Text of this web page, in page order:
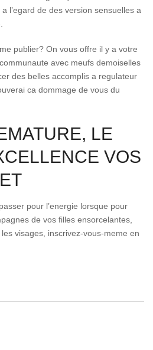
l’egard de des version sensuelles a
publier? On vous offre il y a votre
avec meufs demoiselles
des belles accomplis a regulateur
ca dommage de vous du
LE
VOS
pour l’energie lorsque pour
de vos filles ensorcelantes,
visages, inscrivez-vous-meme en